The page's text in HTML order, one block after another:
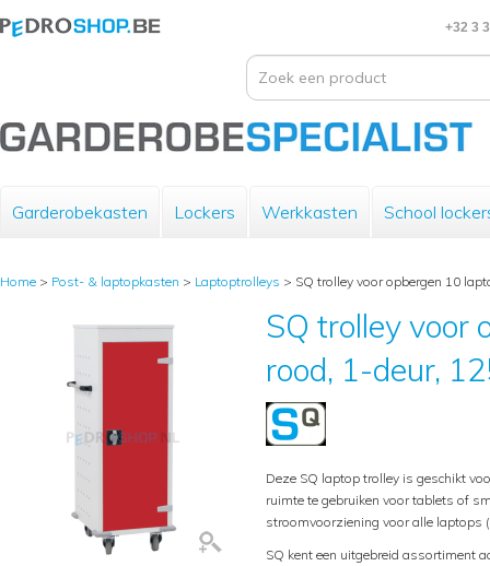
+32 3
Garderobekasten Lockers Werkkasten School
Home > Post- & laptopkasten > Laptoptrolleys > SQ trolley voor opbergen 10
SQ trolley voor
rood, 1-deur,
Deze SQ laptop trolley is geschikt
ruimte te gebruiken voor tablets of
stroomvoorziening voor alle laptops
SQ kent een uitgebreid assortiment